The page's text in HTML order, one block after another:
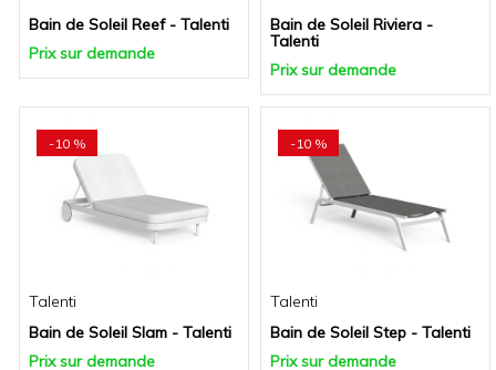
Bain de Soleil Reef - Talenti
Prix sur demande
Bain de Soleil Riviera -
Talenti
Prix sur demande
-10 %
Talenti
Bain de Soleil Slam - Talenti
Prix sur demande
-10 %
Talenti
Bain de Soleil Step - Talenti
Prix sur demande